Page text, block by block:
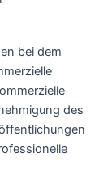
bei dem
des